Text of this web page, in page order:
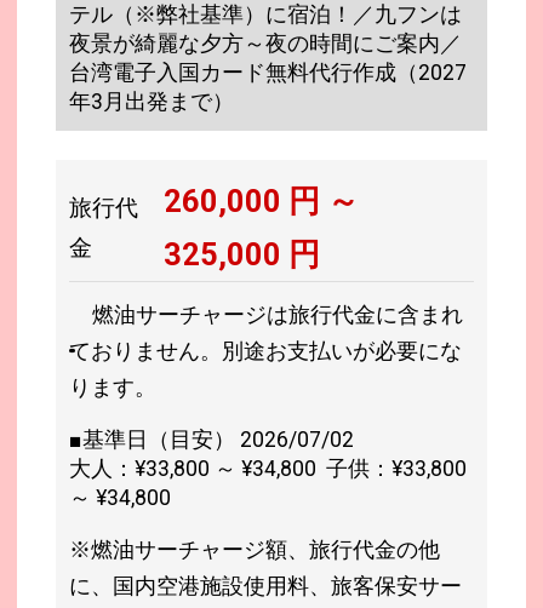
テル（※弊社基準）に宿泊！／九フンは
夜景が綺麗な夕方～夜の時間にご案内／
台湾電子入国カード無料代行作成（2027
年3月出発まで）
旅行代
金
260,000 円 ～
325,000 円
燃油サーチャージは旅行代金に含まれ
ておりません。別途お支払いが必要にな
ります。
■基準日（目安） 2026/07/02
大人：¥33,800 ～ ¥34,800 子供：¥33,800
～ ¥34,800
※燃油サーチャージ額、旅行代金の他
に、国内空港施設使用料、旅客保安サー